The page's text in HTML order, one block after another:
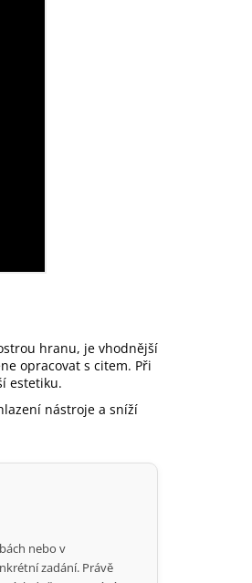
hranu, je vhodnější
opracovat s citem. Při
estetiku.
nástroje a sníží
nebo v
zadání. Právě